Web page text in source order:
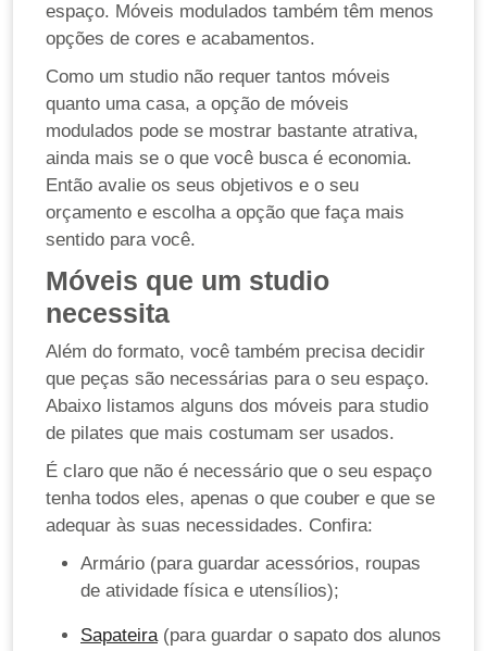
espaço. Móveis modulados também têm menos
opções de cores e acabamentos.
Como um studio não requer tantos móveis
quanto uma casa, a opção de móveis
modulados pode se mostrar bastante atrativa,
ainda mais se o que você busca é economia.
Então avalie os seus objetivos e o seu
orçamento e escolha a opção que faça mais
sentido para você.
Móveis que um studio
necessita
Além do formato, você também precisa decidir
que peças são necessárias para o seu espaço.
Abaixo listamos alguns dos móveis para studio
de pilates que mais costumam ser usados.
É claro que não é necessário que o seu espaço
tenha todos eles, apenas o que couber e que se
adequar às suas necessidades. Confira:
Armário (para guardar acessórios, roupas
de atividade física e utensílios);
Sapateira(para guardar o sapato dos alunos